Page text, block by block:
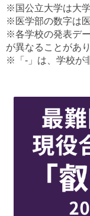
ブックマークした
※国公立大学は大
※医学部の数字は
※各学校の発表デ
が異なることがあり
※「-」は、学校が